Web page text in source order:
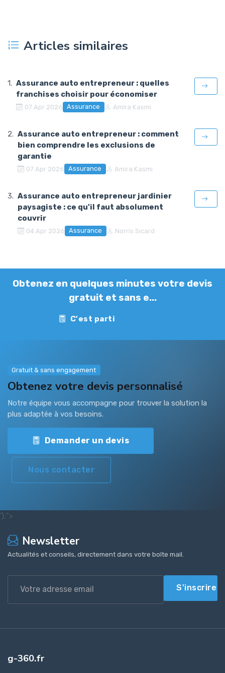
Articles similaires
Assurance auto entrepreneur : quelles
franchises choisir pour économiser
07 Apr 2026 Assurance Amira Kasmi
Assurance auto entrepreneur : comment
bien comprendre les exclusions de
garantie
07 Apr 2026 Assurance Amira Kasmi
Assurance auto entrepreneur jardinier
paysagiste : ce qu'il faut absolument
couvrir
04 Apr 2026 Assurance Norris Sicard
Obtenez en quelques minutes votre devis
gratuit et sans e...
C'est parti
Gratuit & sans engagement
Obtenez votre devis personnalisé
Notre équipe vous accompagne pour trouver la solution la
plus adaptée à vos besoins.
Demander un devis
Nous contacter
');">
Newsletter
Actualités et conseils, directement dans votre boîte mail.
S'inscrire
g-360.fr